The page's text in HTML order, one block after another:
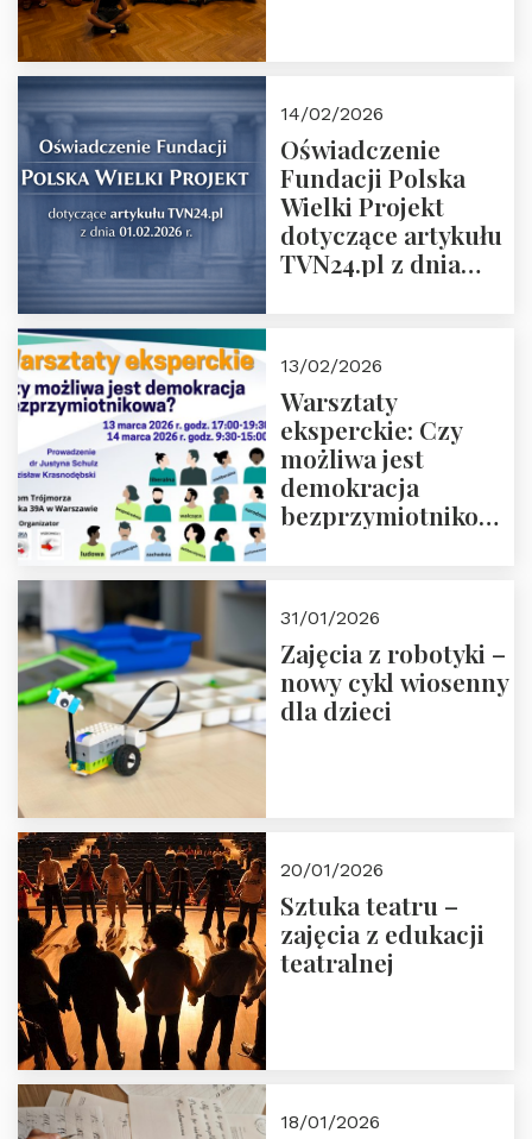
14/02/2026
Oświadczenie
Fundacji Polska
Wielki Projekt
dotyczące artykułu
TVN24.pl z dnia
13/02/2026
Warsztaty
eksperckie: Czy
możliwa jest
demokracja
bezprzymiotnikowa?
31/01/2026
Zajęcia z robotyki –
nowy cykl wiosenny
dla dzieci
20/01/2026
Sztuka teatru –
zajęcia z edukacji
teatralnej
18/01/2026